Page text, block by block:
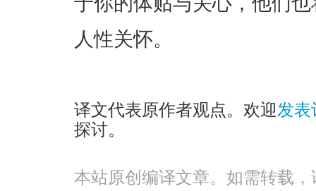
人性关怀。
译文代表原作者观点。欢迎发表
探讨。
本站原创编译文章。如需转载